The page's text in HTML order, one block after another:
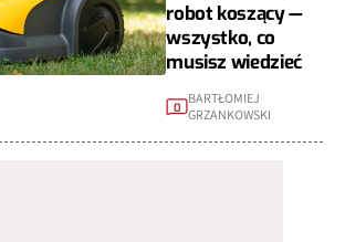
robot koszący —
wszystko, co
musisz wiedzieć
0
BARTŁOMIEJ
GRZANKOWSKI